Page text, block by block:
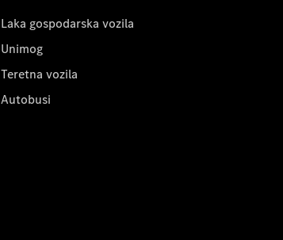
Laka gospodarska vozila
Unimog
Teretna vozila
Autobusi